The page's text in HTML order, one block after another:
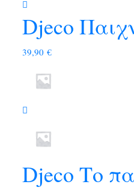
Djeco
39,90 €
Djeco Το